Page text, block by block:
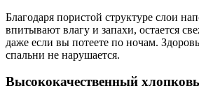
Благодаря пористой структуре слои
впитывают влагу и запахи, остается
даже если вы потеете по ночам.
спальни не нарушается.
Высококачественный